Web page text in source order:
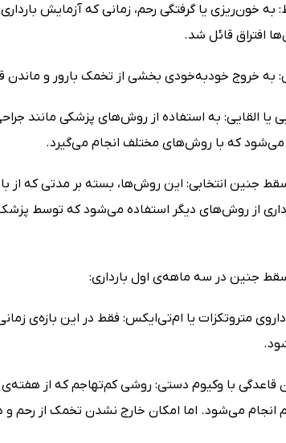
به خون‌ریزی یا گرفتگی رحم، زمانی که آزمایش
افتراق قائل شد.
خروج خودبه‌خودی بخشی از تخمک بارور و
یا القایی: به استفاده از روش‌های پزشکی مانند
می‌شود که با روش‌های مختلف انجام می‌گیرد.
جنین انتخابی: این روش‌ها، بسته بر مدتی که از
از روش‌های دیگر استفاده می‌شود که توسط
جنین در سه ماهه‌ی اول بارداری:
داروی متروتکزات یا ام‌تی‌ایکس: فقط در این بازه‌ی
قاعدگی با وکیوم دستی: روشی کم‌تهاجم که از
انجام می‌شود. اما امکان خارج نشدن تخمک از رحم و